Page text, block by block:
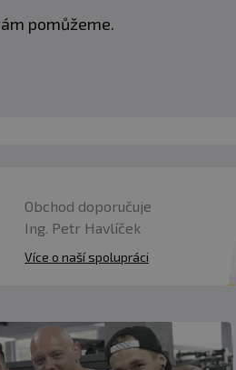
pomůžeme.
Obchod doporučuje
Ing. Petr Havlíček
Více o naší spolupráci